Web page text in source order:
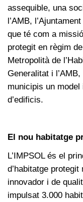
assequible, una
l’AMB,
que té com a
protegit en règim
Metropolità de
Generalitat i
municipis un
d’edificis.
El nou habitatge
L’IMPSOL és el
d’habitatge
innovador i de
impulsat 3.000